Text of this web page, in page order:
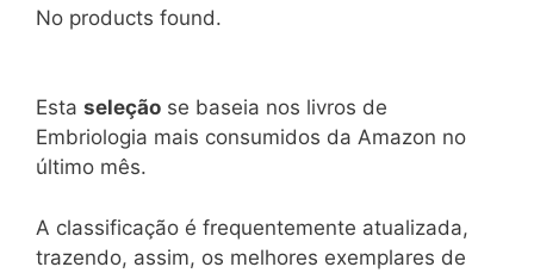
No products found.
Esta seleção se baseia nos livros de
Embriologia mais consumidos da Amazon no
último mês.
A classificação é frequentemente atualizada,
trazendo, assim, os melhores exemplares de